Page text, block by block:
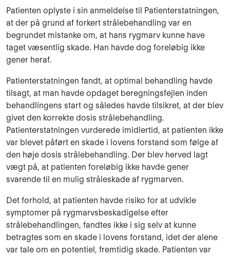
Patienten oplyste i sin anmeldelse til Patienterstatningen,
at der på grund af forkert strålebe­handling var en
begrundet mistanke om, at hans rygmarv kunne have
taget væsentlig skade. Han havde dog foreløbig ikke
gener heraf.
Patienterstatningen fandt, at optimal behandling havde
tilsagt, at man havde opdaget bereg­ningsfejlen inden
behandlingens start og således havde tilsikret, at der blev
givet den korrekte dosis strålebehandling.
Patienterstatningen vurderede imidlertid, at patienten ikke
var blevet påført en skade i lovens forstand som følge af
den høje dosis strålebehandling. Der blev her­ved lagt
vægt på, at patienten foreløbig ikke havde gener
svarende til en mulig stråleskade af rygmarven.
Det forhold, at patienten havde risiko for at udvikle
symptomer på rygmarvsbeskadigelse efter
strålebehandlingen, fandtes ikke i sig selv at kunne
betragtes som en skade i lovens for­stand, idet der alene
var tale om en potentiel, fremtidig skade. Patienten var